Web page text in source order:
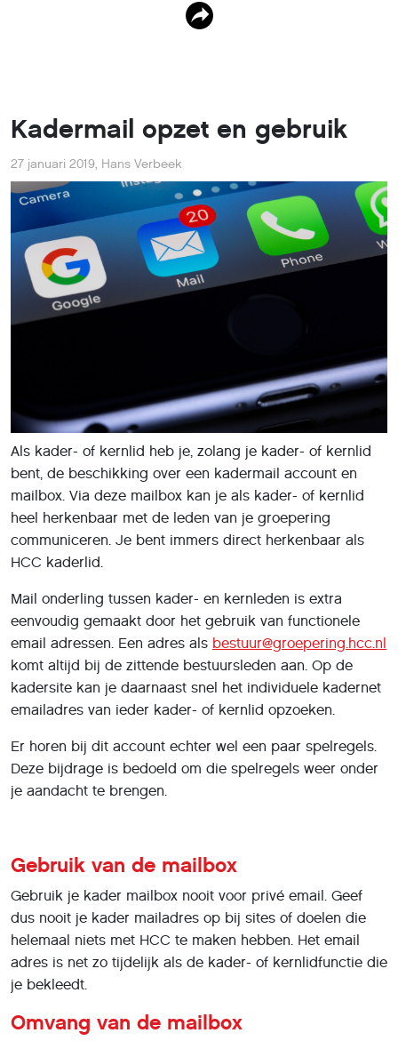
Kadermail opzet en gebruik
27 januari 2019, Hans Verbeek
Als kader- of kernlid heb je, zolang je kader- of kernlid
bent, de beschikking over een kadermail account en
mailbox. Via deze mailbox kan je als kader- of kernlid
heel herkenbaar met de leden van je groepering
communiceren. Je bent immers direct herkenbaar als
HCC kaderlid.
Mail onderling tussen kader- en kernleden is extra
eenvoudig gemaakt door het gebruik van functionele
email adressen. Een adres als bestuur@groepering.hcc.nl
komt altijd bij de zittende bestuursleden aan. Op de
kadersite kan je daarnaast snel het individuele kadernet
emailadres van ieder kader- of kernlid opzoeken.
Er horen bij dit account echter wel een paar spelregels.
Deze bijdrage is bedoeld om die spelregels weer onder
je aandacht te brengen.
Gebruik van de mailbox
Gebruik je kader mailbox nooit voor privé email. Geef
dus nooit je kader mailadres op bij sites of doelen die
helemaal niets met HCC te maken hebben. Het email
adres is net zo tijdelijk als de kader- of kernlidfunctie die
je bekleedt.
Omvang van de mailbox